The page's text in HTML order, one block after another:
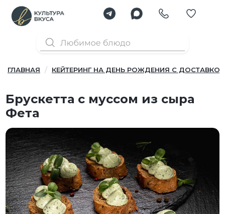
ГЛАВНАЯ КЕЙТЕРИНГ НА ДЕНЬ РОЖДЕНИЯ С ДОСТАВКОЙ
Брускетта с муссом из сыра
Фета